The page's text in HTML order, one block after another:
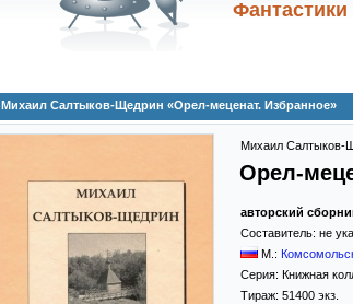
Фантастики
Михаил Салтыков-Щедрин «Орел-меценат. Избранное»
Михаил Салтыков-
Орел-
авторский
Составитель: не
М.:
Серия: Книжная
Тираж: 51400 экз.